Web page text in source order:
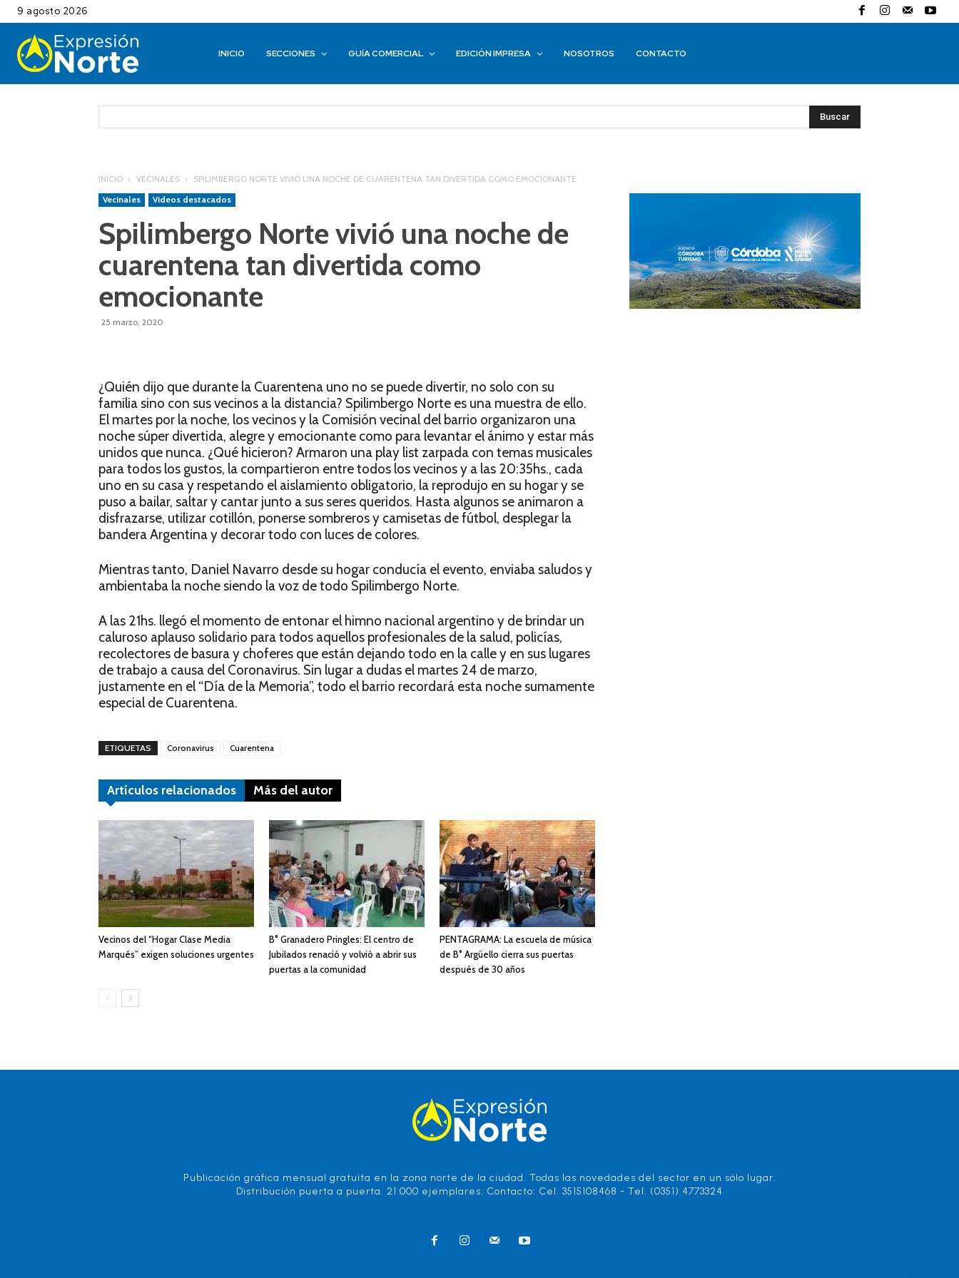
9 agosto 2026
INICIO SECCIONES GUÍA COMERCIAL EDICIÓN IMPRESA NOSOTROS CONTACTO
Buscar
INICIO VECINALES
SPILIMBERGO NORTE VIVIÓ UNA NOCHE DE CUARENTENA TAN DIVERTIDA COMO EMOCIONANTE
Vecinales
Videos destacados
Spilimbergo Norte vivió una noche de
cuarentena tan divertida como
emocionante
25 marzo, 2020
¿Quién dijo que durante la Cuarentena uno no se puede divertir, no solo con su
familia sino con sus vecinos a la distancia? Spilimbergo Norte es una muestra de ello.
El martes por la noche, los vecinos y la Comisión vecinal del barrio organizaron una
noche súper divertida, alegre y emocionante como para levantar el ánimo y estar más
unidos que nunca. ¿Qué hicieron? Armaron una play list zarpada con temas musicales
para todos los gustos, la compartieron entre todos los vecinos y a las 20:35hs., cada
uno en su casa y respetando el aislamiento obligatorio, la reprodujo en su hogar y se
puso a bailar, saltar y cantar junto a sus seres queridos. Hasta algunos se animaron a
disfrazarse, utilizar cotillón, ponerse sombreros y camisetas de fútbol, desplegar la
bandera Argentina y decorar todo con luces de colores.
Mientras tanto, Daniel Navarro desde su hogar conducía el evento, enviaba saludos y
ambientaba la noche siendo la voz de todo Spilimbergo Norte.
A las 21hs. llegó el momento de entonar el himno nacional argentino y de brindar un
caluroso aplauso solidario para todos aquellos profesionales de la salud, policías,
recolectores de basura y choferes que están dejando todo en la calle y en sus lugares
de trabajo a causa del Coronavirus. Sin lugar a dudas el martes 24 de marzo,
justamente en el “Día de la Memoria”, todo el barrio recordará esta noche sumamente
especial de Cuarentena.
ETIQUETAS Coronavirus Cuarentena
Artículos relacionados Más del autor
Vecinos del “Hogar Clase Media
Marqués” exigen soluciones urgentes
B° Granadero Pringles: El centro de
Jubilados renació y volvió a abrir sus
puertas a la comunidad
PENTAGRAMA: La escuela de música
de B° Argüello cierra sus puertas
después de 30 años
Publicación gráfica mensual gratuita en la zona norte de la ciudad. Todas las novedades del sector en un sólo lugar.
Distribución puerta a puerta. 21.000 ejemplares. Contacto: Cel. 3515108468 - Tel. (0351) 4773324